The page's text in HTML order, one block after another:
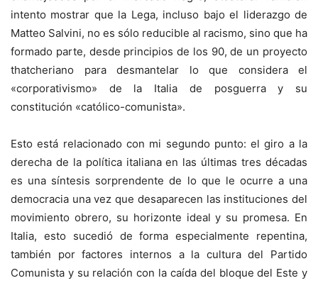
intento mostrar que la Lega, incluso bajo el liderazgo de
Matteo Salvini, no es sólo reducible al racismo, sino que ha
formado parte, desde principios de los 90, de un proyecto
thatcheriano para desmantelar lo que considera el
«corporativismo» de la Italia de posguerra y su
constitución «católico-comunista».
Esto está relacionado con mi segundo punto: el giro a la
derecha de la política italiana en las últimas tres décadas
es una síntesis sorprendente de lo que le ocurre a una
democracia una vez que desaparecen las instituciones del
movimiento obrero, su horizonte ideal y su promesa. En
Italia, esto sucedió de forma especialmente repentina,
también por factores internos a la cultura del Partido
Comunista y su relación con la caída del bloque del Este y